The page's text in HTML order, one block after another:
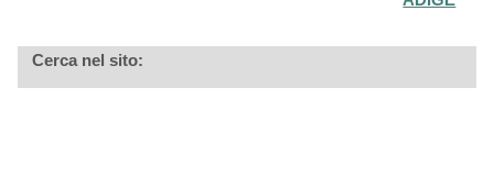
Cerca nel sito: